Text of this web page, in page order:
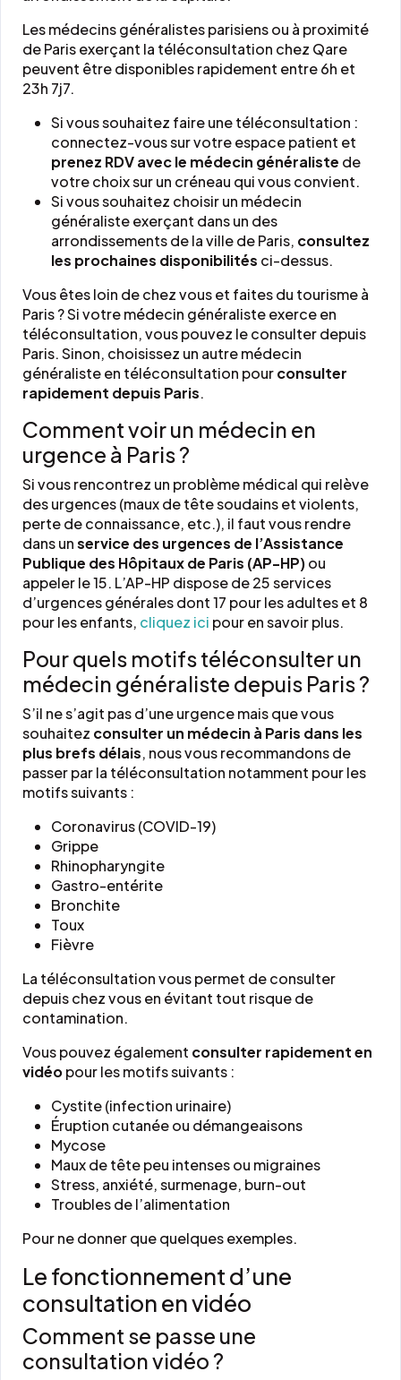
Les médecins généralistes parisiens ou à proximité
de Paris exerçant la téléconsultation chez Qare
peuvent être disponibles rapidement entre 6h et
23h 7j7.
Si vous souhaitez faire une téléconsultation :
connectez-vous sur votre espace patient et
prenez RDV avec le médecin généraliste de
votre choix sur un créneau qui vous convient.
Si vous souhaitez choisir un médecin
généraliste exerçant dans un des
arrondissements de la ville de Paris, consultez
les prochaines disponibilités ci-dessus.
Vous êtes loin de chez vous et faites du tourisme à
Paris ? Si votre médecin généraliste exerce en
téléconsultation, vous pouvez le consulter depuis
Paris. Sinon, choisissez un autre médecin
généraliste en téléconsultation pourconsulter
rapidement depuis Paris.
Comment voir un médecin en
urgence à Paris ?
Si vous rencontrez un problème médical qui relève
des urgences (maux de tête soudains et violents,
perte de connaissance, etc.), il faut vous rendre
dans unservice des urgences de l’Assistance
Publique des Hôpitaux de Paris (AP-HP)ou
appeler le 15. L’AP-HP dispose de 25 services
d’urgences générales dont 17 pour les adultes et 8
pour les enfants, cliquez ici pour en savoir plus.
Pour quels motifs téléconsulter un
médecin généraliste depuis Paris ?
S’il ne s’agit pas d’une urgence mais que vous
souhaitez consulter un médecin à Paris dans les
plus brefs délais, nous vous recommandons de
passer par la téléconsultation notamment pour les
motifs suivants :
Coronavirus (COVID-19)
Grippe
Rhinopharyngite
Gastro-entérite
Bronchite
Toux
Fièvre
La téléconsultation vous permet de consulter
depuis chez vous en évitant tout risque de
contamination.
Vous pouvez également consulter rapidement en
vidéopour les motifs suivants :
Cystite (infection urinaire)
Éruption cutanée ou démangeaisons
Mycose
Maux de tête peu intenses ou migraines
Stress, anxiété, surmenage, burn-out
Troubles de l’alimentation
Pour ne donner que quelques exemples.
Le fonctionnement d’une
consultation en vidéo
Comment se passe une
consultation vidéo ?